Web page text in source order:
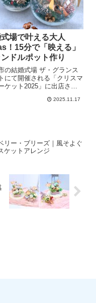
場で叶える大人
！15分で「映える」
ドルポット作り
の結婚式場 ザ・グランス
にて開催される「クリスマ
ケット2025」に出店させ
当日は、クリスマスキャン
2025.11.17
リー・ブリーズ｜風そよぐ
ケットアレンジ